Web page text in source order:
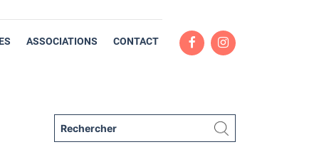
ASSOCIATIONS CONTACT